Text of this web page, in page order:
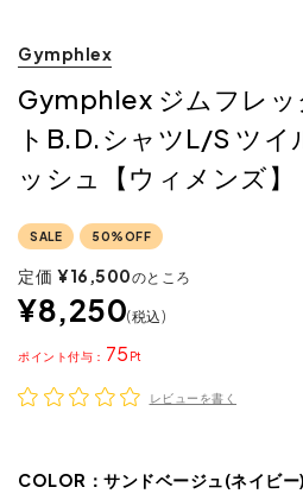
Gymphlex
Gymphlex ジムフレッ
トB.D.シャツL/S ツイ
ッシュ【ウィメンズ】
SALE 50%OFF
定価 ¥16,500のところ
¥8,250 税込
75
ポイント
レビューを書く
COLOR： サンドベージュ(ネイビー)